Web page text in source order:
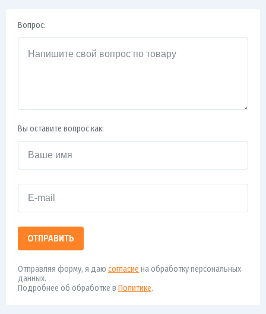
Вопрос:
Вы оставите вопрос как:
ОТПРАВИТЬ
Отправляя форму, я даю согласие на обработку персональных
данных.
Подробнее об обработке в Политике.